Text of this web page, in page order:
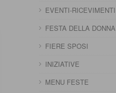
EVENTI-RICEVIMENTI
FESTA DELLA DONNA
FIERE SPOSI
INIZIATIVE
MENU FESTE